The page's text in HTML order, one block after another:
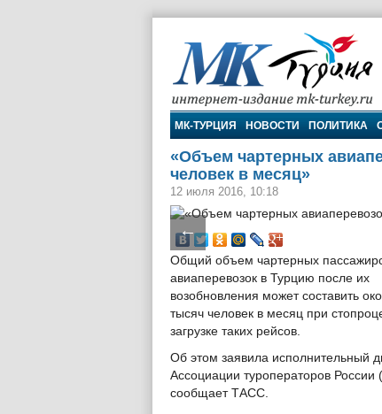
МК-Турция
МК-ТУРЦИЯ НОВОСТИ ПОЛИТИКА
«Объем чартерных
человек в месяц»
12 июля 2016, 10:18
←
Общий объем чартерных
авиаперевозок в Турцию после их
возобновления может составить
тысяч человек в месяц при
загрузке таких рейсов.
Об этом заявила исполнительный
Ассоциации туроператоров
сообщает ТАСС.